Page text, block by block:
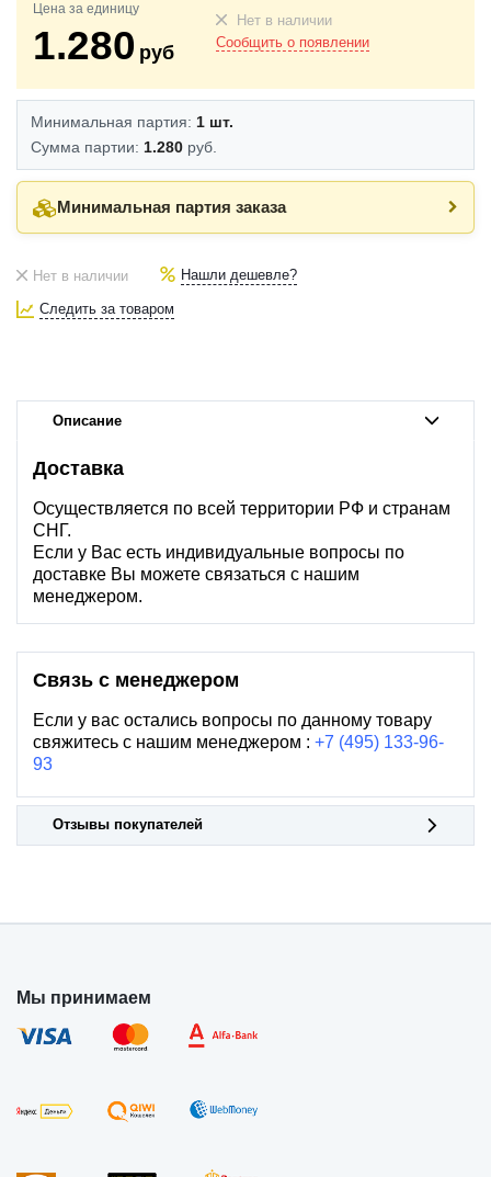
Цена за единицу
1.280 руб
Нет в наличии
Сообщить о появлении
Минимальная партия: 1 шт.
Сумма партии: 1.280 руб.
Минимальная партия заказа
Нет в наличии Нашли дешевле?
Следить за товаром
Описание
Доставка
Осуществляется по всей территории РФ и странам
СНГ.
Если у Вас есть индивидуальные вопросы по
доставке Вы можете связаться с нашим
менеджером.
Связь с менеджером
Если у вас остались вопросы по данному товару
свяжитесь с нашим менеджером : +7 (495) 133-96-
93
Отзывы покупателей
Мы принимаем